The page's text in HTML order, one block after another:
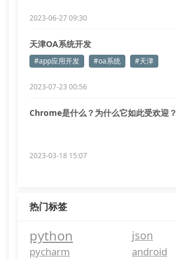
2023-06-27 09:30
天津OA系统开发
#app应用开发 #oa系统 #天津
2023-07-23 00:56
Chrome是什么？为什么它如此受欢迎？
2023-03-18 15:07
热门标签
python json
pycharm android